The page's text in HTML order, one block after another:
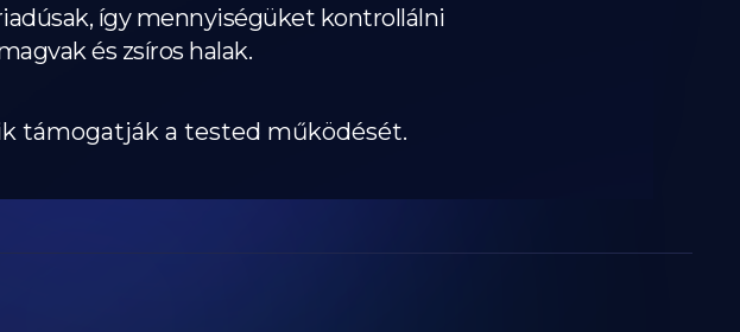
így mennyiségüket kontrollálni
és zsíros halak.
támogatják a tested működését.